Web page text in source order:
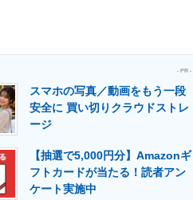
マーケ×ITの今がよく分かる
- PR -
スマホの写真／動画をもう一段
安全に 買い切りクラウドストレ
ージ
【抽選で5,000円分】Amazonギ
フトカードが当たる！読者アン
ケート実施中